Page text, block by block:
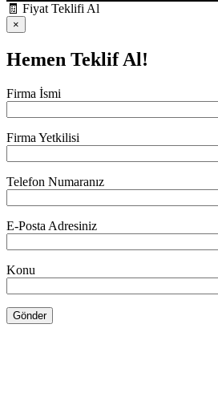
🧾 Fiyat Teklifi Al
×
Hemen Teklif Al!
Firma İsmi
Firma Yetkilisi
Telefon Numaranız
E-Posta Adresiniz
Konu